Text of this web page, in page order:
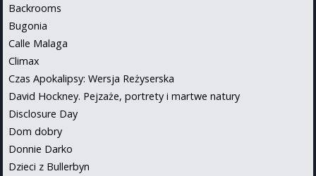
Backrooms
Bugonia
Calle Malaga
Climax
Czas Apokalipsy: Wersja Reżyserska
David Hockney. Pejzaże, portrety i martwe natury
Disclosure Day
Dom dobry
Donnie Darko
Dzieci z Bullerbyn